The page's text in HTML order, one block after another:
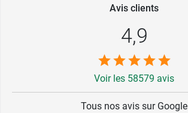
Avis clients
4,9
Voir les 58579 avis
Tous nos avis sur Google